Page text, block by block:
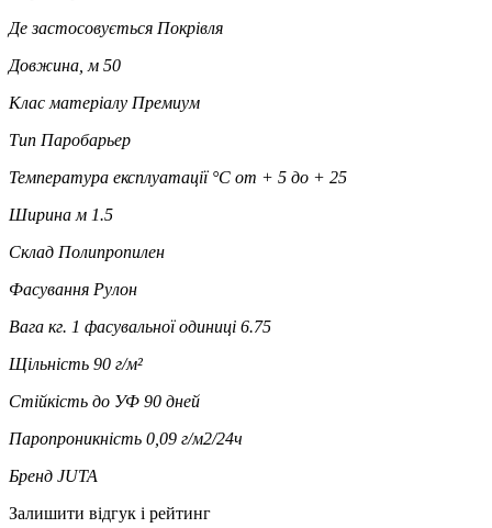
Де застосовується Покрівля
Довжина, м 50
Клас матеріалу Премиум
Тип Паробарьер
Температура експлуатації °C от + 5 до + 25
Ширина м 1.5
Склад Полипропилен
Фасування Рулон
Вага кг. 1 фасувальної одиниці 6.75
Щільність 90 г/м²
Стійкість до УФ 90 дней
Паропроникність 0,09 г/м2/24ч
Бренд JUTA
Залишити відгук і рейтинг